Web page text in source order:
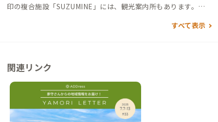
印の複合施設「SUZUMINE」には、観光案内所もあります。町
Ramen Umikaze うみかぜ』の濃厚真鯛だしラーメンが人気で
店舗『御菓子司角八本店』の「いちご大福」は名物です。
すべて表示
関連リンク